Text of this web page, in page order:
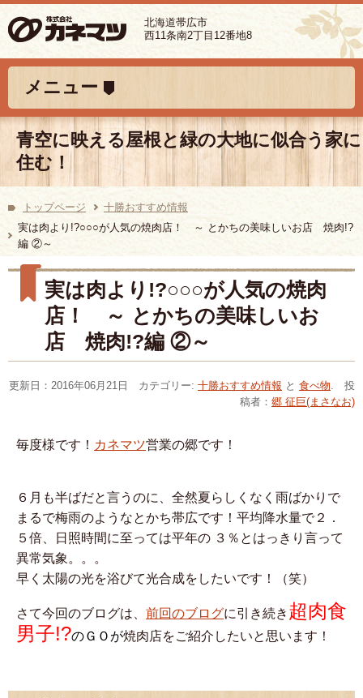
北海道帯広市
西11条南2丁目12番地8
メニュー
青空に映える屋根と緑の大地に似合う家に
住む！
トップページ
十勝おすすめ情報
実は肉より!?○○○が人気の焼肉店！ ～ とかちの美味しいお店 焼肉!?
編 ②～
実は肉より!?○○○が人気の焼肉
店！ ～ とかちの美味しいお
店 焼肉!?編 ②～
更新日：2016年06月21日 カテゴリー: 十勝おすすめ情報 と 食べ物. 投
稿者： 郷 征巨(まさなお)
毎度様です！ カネマツ営業の郷です！
６月も半ばだと言うのに、全然夏らしくなく雨ばかりで
まるで梅雨のようなとかち帯広です！平均降水量で２．
５倍、日照時間に至っては平年の ３％とはっきり言って
異常気象。。。
早く太陽の光を浴びて光合成をしたいです！（笑）
さて今回のブログは、 前回のブログに引き続き 超肉食
男子!?のＧＯが焼肉店をご紹介したいと思います！